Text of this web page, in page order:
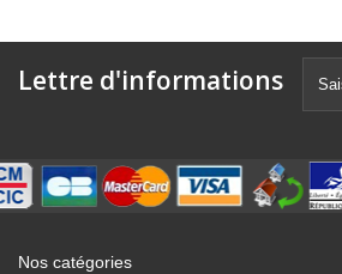
Lettre d'informations
Nos catégories